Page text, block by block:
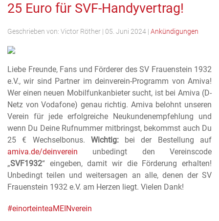
25 Euro für SVF-Handyvertrag!
Geschrieben von: Victor Röther | 05. Juni 2024 | Ankündigungen
Liebe Freunde, Fans und Förderer des SV Frauenstein 1932
e.V., wir sind Partner im deinverein-Programm von Amiva!
Wer einen neuen Mobilfunkanbieter sucht, ist bei Amiva (D-
Netz von Vodafone) genau richtig. Amiva belohnt unseren
Verein für jede erfolgreiche Neukundenempfehlung und
wenn Du Deine Rufnummer mitbringst, bekommst auch Du
25 € Wechselbonus. Wichtig:bei der Bestellung auf
amiva.de/deinverein unbedingt den Vereinscode
„SVF1932“ eingeben, damit wir die Förderung erhalten!
Unbedingt teilen und weitersagen an alle, denen der SV
Frauenstein 1932 e.V. am Herzen liegt. Vielen Dank!
#einorteinteaMEINverein